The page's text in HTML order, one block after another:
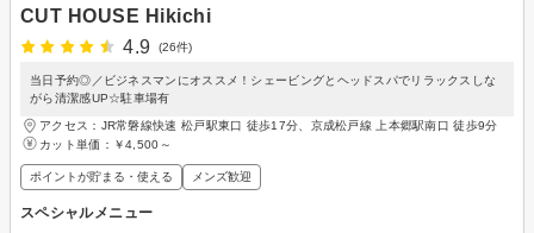
CUT HOUSE Hikichi
4.9
(26件)
当日予約◎／ビジネスマンにオススメ！シェービングとヘッドスパでリラックスしな
がら清潔感UP☆駐車場有
アクセス：JR常磐線快速 松戸駅東口 徒歩17分、京成松戸線 上本郷駅南口 徒歩9分
カット単価： ￥4,500～
ポイントが貯まる・使える メンズ歓迎
スペシャルメニュー